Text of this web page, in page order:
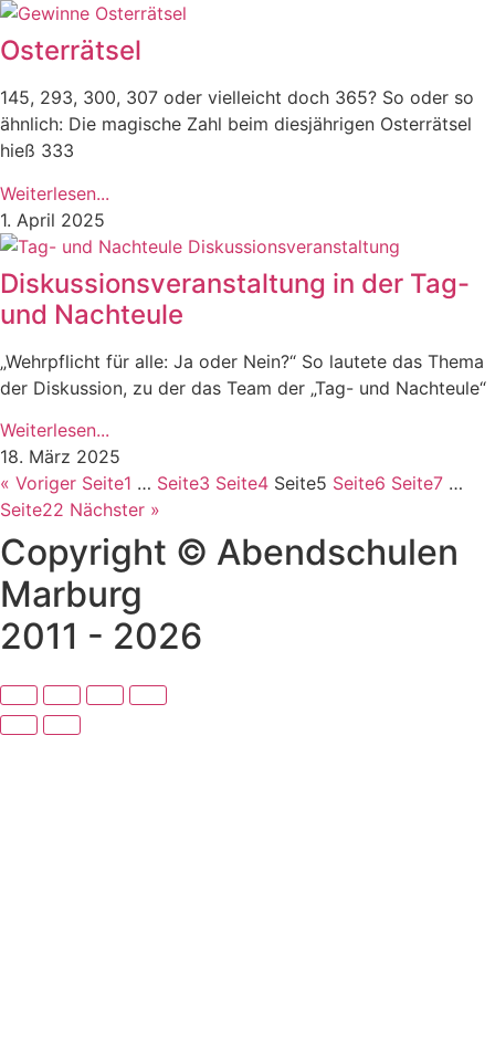
Osterrätsel
145, 293, 300, 307 oder vielleicht doch 365? So oder so
ähnlich: Die magische Zahl beim diesjährigen Osterrätsel
hieß 333
Weiterlesen...
1. April 2025
Diskussionsveranstaltung in der Tag-
und Nachteule
„Wehrpflicht für alle: Ja oder Nein?“ So lautete das Thema
der Diskussion, zu der das Team der „Tag- und Nachteule“
Weiterlesen...
18. März 2025
« Voriger Seite1 … Seite3 Seite4 Seite5 Seite6 Seite7 …
Seite22 Nächster »
Copyright © Abendschulen
Marburg
2011 - 2026